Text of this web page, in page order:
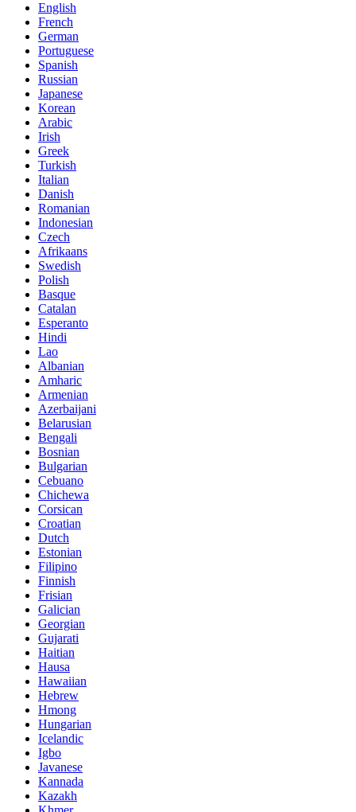
English
French
German
Portuguese
Spanish
Russian
Japanese
Korean
Arabic
Irish
Greek
Turkish
Italian
Danish
Romanian
Indonesian
Czech
Afrikaans
Swedish
Polish
Basque
Catalan
Esperanto
Hindi
Lao
Albanian
Amharic
Armenian
Azerbaijani
Belarusian
Bengali
Bosnian
Bulgarian
Cebuano
Chichewa
Corsican
Croatian
Dutch
Estonian
Filipino
Finnish
Frisian
Galician
Georgian
Gujarati
Haitian
Hausa
Hawaiian
Hebrew
Hmong
Hungarian
Icelandic
Igbo
Javanese
Kannada
Kazakh